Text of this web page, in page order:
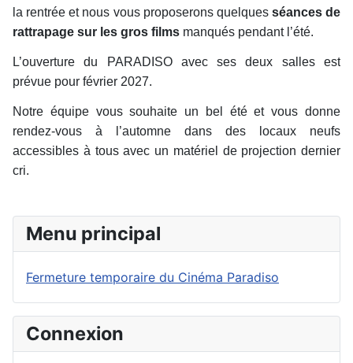
la rentrée et nous vous proposerons quelques séances de
rattrapage sur les gros films manqués pendant l’été.
L’ouverture du PARADISO avec ses deux salles est
prévue pour février 2027.
Notre équipe vous souhaite un bel été et vous donne
rendez-vous à l’automne dans des locaux neufs
accessibles à tous avec un matériel de projection dernier
cri.
Menu principal
Fermeture temporaire du Cinéma Paradiso
Connexion